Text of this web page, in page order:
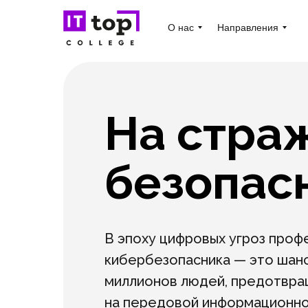
О нас Направления
В эпоху цифровых угроз
кибербезопасника — это
миллионов людей,
на передовой
На